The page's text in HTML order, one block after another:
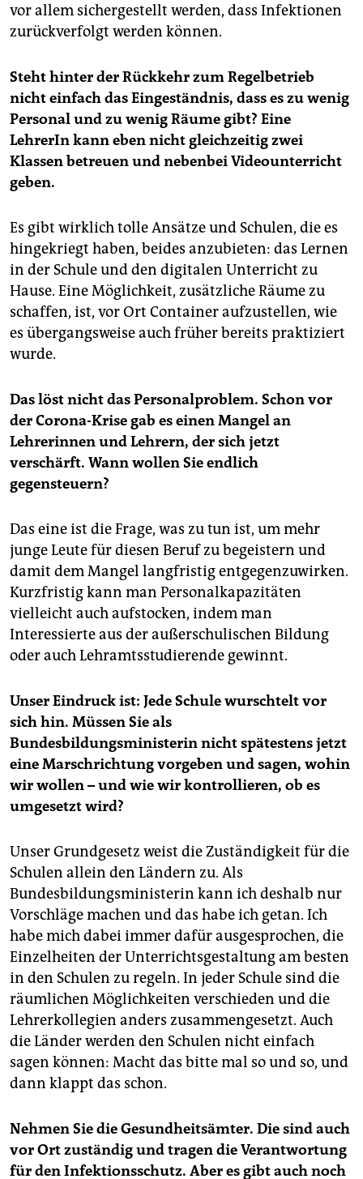
vor allem sichergestellt werden, dass Infektionen
zurückverfolgt werden können.
Steht hinter der Rückkehr zum Regelbetrieb
nicht einfach das Eingeständnis, dass es zu wenig
Personal und zu wenig Räume gibt? Eine
LehrerIn kann eben nicht gleichzeitig zwei
Klassen betreuen und nebenbei Videounterricht
geben.
Es gibt wirklich tolle Ansätze und Schulen, die es
hingekriegt haben, beides anzubieten: das Lernen
in der Schule und den digitalen Unterricht zu
Hause. Eine Möglichkeit, zusätzliche Räume zu
schaffen, ist, vor Ort Container aufzustellen, wie
es übergangsweise auch früher bereits praktiziert
wurde.
Das löst nicht das Personalproblem. Schon vor
der Corona-Krise gab es einen Mangel an
Lehrerinnen und Lehrern, der sich jetzt
verschärft. Wann wollen Sie endlich
gegensteuern?
Das eine ist die Frage, was zu tun ist, um mehr
junge Leute für diesen Beruf zu begeistern und
damit dem Mangel langfristig entgegenzuwirken.
Kurzfristig kann man Personalkapazitäten
vielleicht auch aufstocken, indem man
Interessierte aus der außerschulischen Bildung
oder auch Lehramtsstudierende gewinnt.
Unser Eindruck ist: Jede Schule wurschtelt vor
sich hin. Müssen Sie als
Bundesbildungsministerin nicht spätestens jetzt
eine Marschrichtung vorgeben und sagen, wohin
wir wollen – und wie wir kontrollieren, ob es
umgesetzt wird?
Unser Grundgesetz weist die Zuständigkeit für die
Schulen allein den Ländern zu. Als
Bundesbildungsministerin kann ich deshalb nur
Vorschläge machen und das habe ich getan. Ich
habe mich dabei immer dafür ausgesprochen, die
Einzelheiten der Unterrichtsgestaltung am besten
in den Schulen zu regeln. In jeder Schule sind die
räumlichen Möglichkeiten verschieden und die
Lehrerkollegien anders zusammengesetzt. Auch
die Länder werden den Schulen nicht einfach
sagen können: Macht das bitte mal so und so, und
dann klappt das schon.
Nehmen Sie die Gesundheitsämter. Die sind auch
vor Ort zuständig und tragen die Verantwortung
für den Infektionsschutz. Aber es gibt auch noch